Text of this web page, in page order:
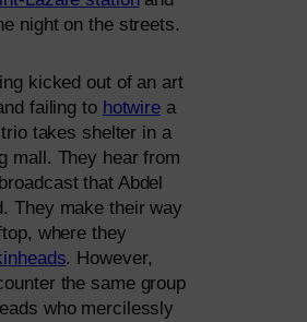
night on the streets.
kicked out of an art
fai­ling to hot­wire a
takes shel­ter in a
mall. They hear from
that Abdel
They make their way
whe­re they
. However,
the same group
who mer­ci­less­ly